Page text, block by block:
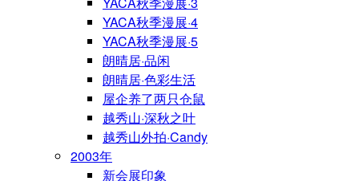
YACA秋季漫展·4
YACA秋季漫展·5
朗晴居·品闲
朗晴居·色彩生活
屋企养了两只仓鼠
越秀山·深秋之叶
越秀山外拍·Candy
2003年
新会展印象